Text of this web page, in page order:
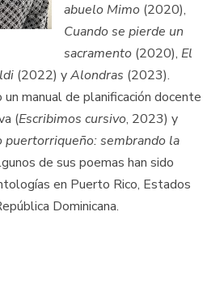
abuelo Mimo (2020),
Cuando se pierde un
sacramento (2020),El
(2022) yAlondras (2023).
un manual de planificación docente
(Escribimos cursivo, 2023) y
puertorriqueño: sembrando la
de sus poemas han sido
en Puerto Rico, Estados
Dominicana.